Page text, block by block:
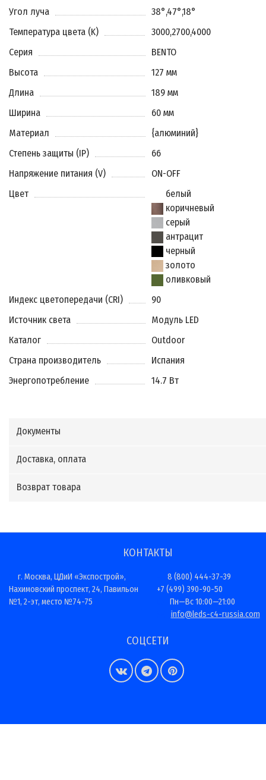
Угол луча
38°,47°18°
Температура цвета (K)
3000,2700,4000
Серия
BENTO
Высота
127 мм
Длина
189 мм
Ширина
60 мм
Материал
{алюминий}
Степень защиты (IP)
66
Напряжение питания (V)
ON-OFF
Цвет
белый
коричневый
серый
антрацит
черный
золото
оливковый
Индекс цветопередачи (CRI)
90
Источник света
Модуль LED
Каталог
Outdoor
Страна производитель
Испания
Энергопотребление
14.7 Вт
Документы
Доставка, оплата
Возврат товара
КОНТАКТЫ
г. Москва, ЦДиИ «Экспострой»,
Нахимовский проспект, 24, Павильон
№1, 2-эт, место №74-75
8 (800) 444-37-39
+7 (499) 390-90-50
Пн—Вс 10:00—21:00
info@leds-c4-russia.com
СОЦСЕТИ